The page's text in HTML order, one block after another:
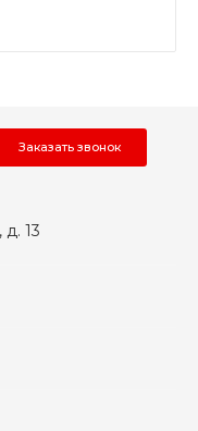
Заказать звонок
13